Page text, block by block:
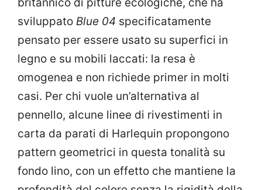
britannico di pitture ecologiche, che ha
sviluppato Blue 04 specificatamente
pensato per essere usato su superfici in
legno e su mobili laccati: la resa è
omogenea e non richiede primer in molti
casi. Per chi vuole un’alternativa al
pennello, alcune linee di rivestimenti in
carta da parati di Harlequin propongono
pattern geometrici in questa tonalità su
fondo lino, con un effetto che mantiene la